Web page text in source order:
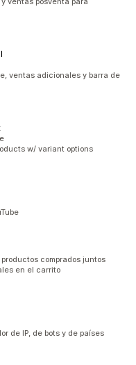
ventas adicionales y barra de
w/ variant options
comprados juntos
en el carrito
de IP, de bots y de países